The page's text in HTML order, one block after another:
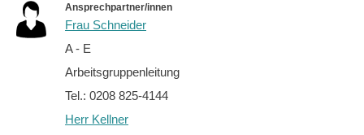
Ansprechpartner/innen
Frau Schneider
A - E
Arbeitsgruppenleitung
Tel.: 0208 825-4144
Herr Kellner